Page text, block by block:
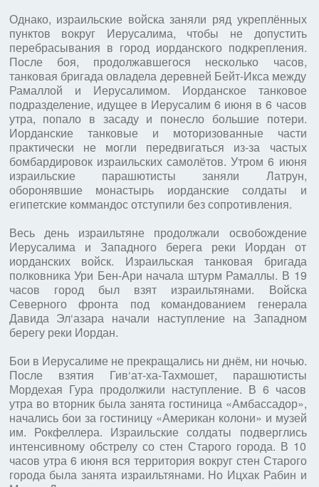
Однако, израильские войска заняли ряд укреплённых
пунктов вокруг Иерусалима, чтобы не допустить
перебрасывания в город иорданского подкрепления.
После боя, продолжавшегося несколько часов,
танковая бригада овладела деревней Бейт-Икса между
Рамаллой и Иерусалимом. Иорданское танковое
подразделение, идущее в Иерусалим 6 июня в 6 часов
утра, попало в засаду и понесло большие потери.
Иорданские танковые и моторизованные части
практически не могли передвигаться из-за частых
бомбардировок израильских самолётов. Утром 6 июня
израильские парашютисты заняли Латрун,
оборонявшие монастырь иорданские солдаты и
египетские коммандос отступили без сопротивления.
Весь день израильтяне продолжали освобождение
Иерусалима и Западного берега реки Иордан от
иорданских войск. Израильская танковая бригада
полковника Ури Бен-Ари начала штурм Рамаллы. В 19
часов город был взят израильтянами. Войска
Северного фронта под командованием генерала
Давида Эл‘азара начали наступление на Западном
берегу реки Иордан.
Бои в Иерусалиме не прекращались ни днём, ни ночью.
После взятия Гив‘ат-ха-Тахмошет, парашютисты
Мордехая Гура продолжили наступление. В 6 часов
утра во вторник была занята гостиница «Амбассадор»,
начались бои за гостиницу «Американ колони» и музей
им. Рокфеллера. Израильские солдаты подверглись
интенсивному обстрелу со стен Старого города. В 10
часов утра 6 июня вся территория вокруг стен Старого
города была занята израильтянами. Но Ицхак Рабин и